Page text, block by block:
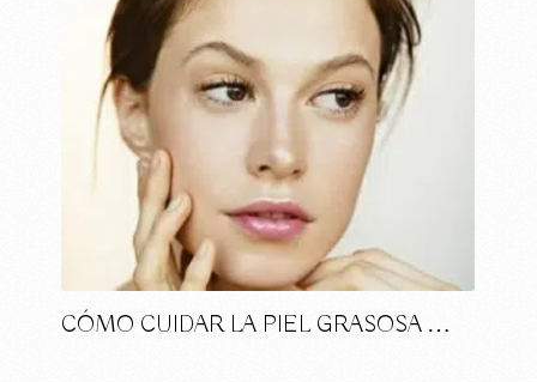
CÓMO CUIDAR LA PIEL GRASOSA …